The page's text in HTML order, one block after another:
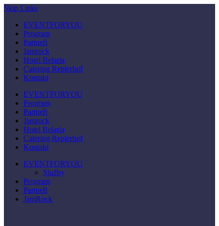
Skip Links
EVENTFORYOU
Program
Partneři
Jamrock
Hotel Belaria
Catering Replerhof
Kontakt
EVENTFORYOU
Program
Partneři
Jamrock
Hotel Belaria
Catering Replerhof
Kontakt
EVENTFORYOU
Služby
Program
Partneři
JamRock